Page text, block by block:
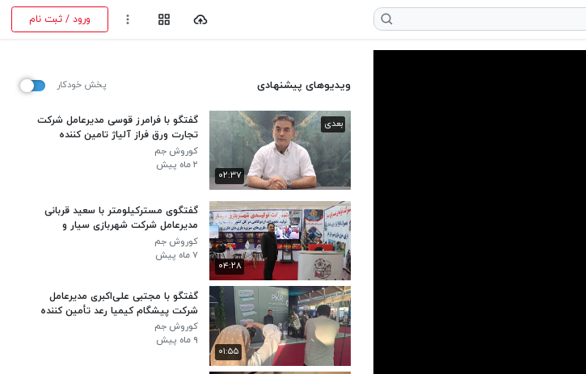
ورود / ثبت نام
ویدیوهای پیشنهادی پخش خودکار
۰۲:۳۷
بعدی
گفتگو با فرامرز قوسی مدیرعامل شرکت
تجارت ورق فراز آلیاژ تامین کننده
ورق‌های آلیاژی کمیاب و نایاب در ایران
کوروش جم
۲ ماه پیش
۰۴:۲۸
گفتگوی مسترکیلومتر با سعید قربانی
مدیرعامل شرکت شهربازی سیار و
کارشناس بازی، سرگرمی و کارگاه خلاقیت
کوروش جم
۷ ماه پیش
۰۱:۵۵
گفتگو با مجتبی علی‌اکبری مدیرعامل
شرکت پیشگام کیمیا رعد تأمین کننده
تجهیزات استاندارد و با کیفیت پزشکی و
بیمارستانی
کوروش جم
۹ ماه پیش